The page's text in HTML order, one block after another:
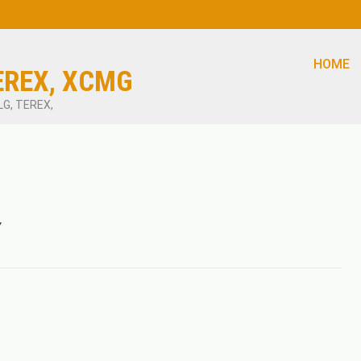
XCMG
TEREX,
HOME